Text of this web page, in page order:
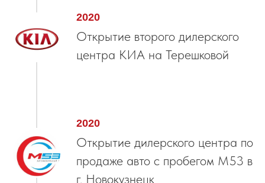
2020
Открытие второго дилерского
центра КИА на Терешковой
2020
Открытие дилерского центра по
продаже авто с пробегом М53 в
г. Новокузнецк